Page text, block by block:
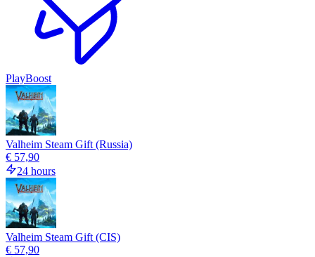
PlayBoost
Valheim Steam Gift (Russia)
€ 57,90
24 hours
Valheim Steam Gift (CIS)
€ 57,90